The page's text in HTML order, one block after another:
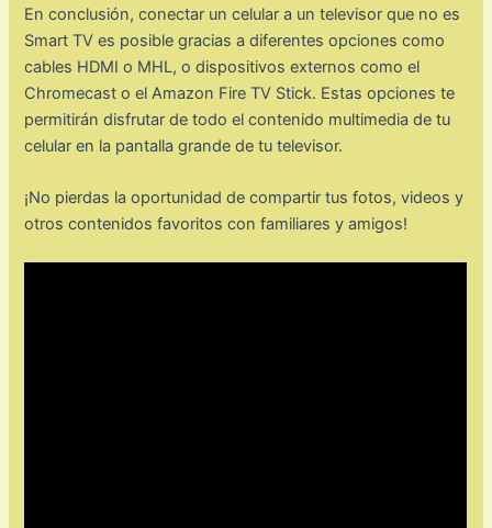
En conclusión, conectar un celular a un televisor que no es
Smart TV es posible gracias a diferentes opciones como
cables HDMI o MHL, o dispositivos externos como el
Chromecast o el Amazon Fire TV Stick. Estas opciones te
permitirán disfrutar de todo el contenido multimedia de tu
celular en la pantalla grande de tu televisor.
¡No pierdas la oportunidad de compartir tus fotos, videos y
otros contenidos favoritos con familiares y amigos!